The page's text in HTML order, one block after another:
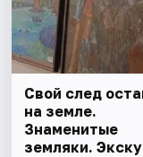
Свой след
на земле.
Знаменитые
земляки.